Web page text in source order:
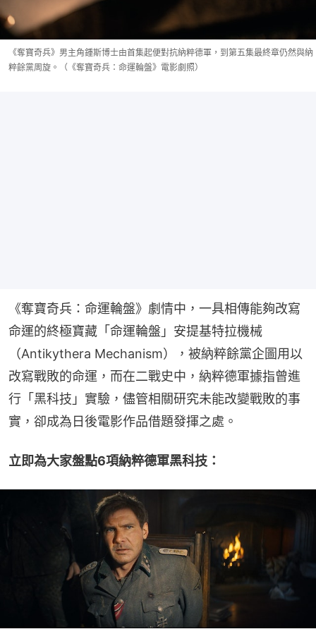
《奪寶奇兵》男主角鍾斯博士由首集起便對抗納粹德軍，到第五集最終章仍然與納
粹餘黨周旋。（《奪寶奇兵：命運輪盤》電影劇照）
《奪寶奇兵：命運輪盤》劇情中，一具相傳能夠改寫
命運的終極寶藏「命運輪盤」安提基特拉機械
（Antikythera Mechanism），被納粹餘黨企圖用以
改寫戰敗的命運，而在二戰史中，納粹德軍據指曾進
行「黑科技」實驗，儘管相關研究未能改變戰敗的事
實，卻成為日後電影作品借題發揮之處。
立即為大家盤點6項納粹德軍黑科技：